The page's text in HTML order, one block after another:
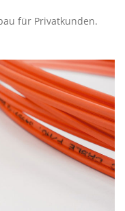
für Privatkunden.